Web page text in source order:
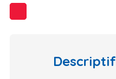
Descriptif